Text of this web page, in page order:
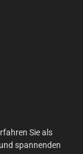
Sie als
spannenden